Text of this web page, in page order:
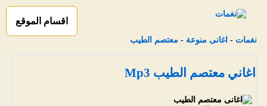
اقسام الموقع
نغمات - اغانى منوعة - معتصم الطيب
اغاني معتصم الطيب Mp3